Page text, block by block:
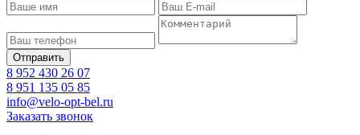
8 952 430 26 07
8 951 135 05 85
info@velo-opt-bel.ru
Заказать звонок